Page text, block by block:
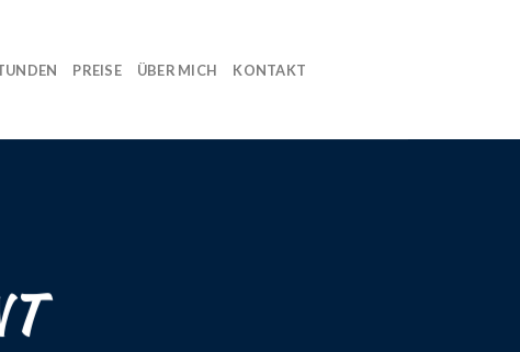
PREISE ÜBER MICH KONTAKT